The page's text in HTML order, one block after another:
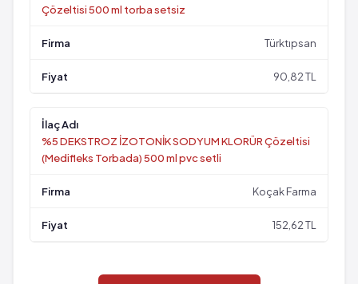
Çözeltisi 500 ml torba setsiz
Türktıpsan
90,82 TL
%5 DEKSTROZ İZOTONİK SODYUM KLORÜR Çözeltisi
(Medifleks Torbada) 500 ml pvc setli
Koçak Farma
152,62 TL